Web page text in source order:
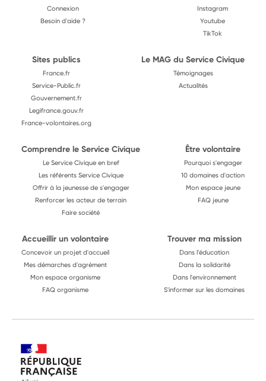
Connexion
Besoin d'aide ?
Instagram
Youtube
TikTok
Sites publics
France.fr
Service-Public.fr
Gouvernement.fr
Legifrance.gouv.fr
France-volontaires.org
Le MAG du Service Civique
Témoignages
Actualités
Comprendre le Service Civique
Le Service Civique en bref
Les référents Service Civique
Offrir à la jeunesse de s'engager
Renforcer les acteur de terrain
Faire société
Être volontaire
Pourquoi s'engager
10 domaines d'action
Mon espace jeune
FAQ jeune
Accueillir un volontaire
Concevoir un projet d'accueil
Mes démarches d'agrément
Mon espace organisme
FAQ organisme
Trouver ma mission
Dans l'éducation
Dans la solidarité
Dans l'environnement
S'informer sur les domaines